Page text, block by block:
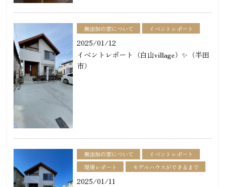
無添加の家について イベントレポート
2025/01/12
イベントレポート（白山village）✨（半田
市）
無添加の家について
イベントレポート
現場レポート
モデルハウスができるまで
2025/01/11